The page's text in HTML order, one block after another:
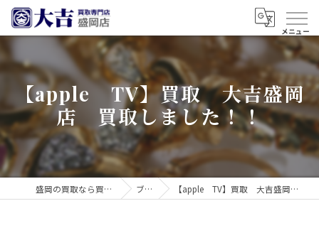
【apple TV】買取 大吉盛岡
店 買取しました！！
盛岡の買取なら買取大吉 盛岡店 ブログ 【apple TV】買取 大吉盛岡店 買取しました！！